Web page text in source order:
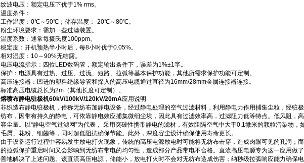
纹波电压：额定电压下优于1% rms。
温度条件：
工作温度：0℃～50℃；储存温度：-20℃～80℃。
粉尘环境要求：需加一些过滤装置。
温度系数：通常每摄氏度100ppm。
稳定度：开机预热半小时后，每8小时优于0.05%。
相对湿度：10～90%无结露。
电压电流指示：四位LED数码管，额定输出条件下，误差为1%±1字。
保护：电源具有过热、过压、过流、短路、拉弧等基本保护功能，其他所需求保护功能可定制。
高压连接器：凹进的塑料绝缘导管和探入的高压电缆通过直径为16mm/28mm金属连接器连接。
标准高压电缆总长为2m（其他长度可定制）。
熔喷布静电驻极机60kV/100kV/120kV/20mA应用说明
非织造布静电驻极机，俗称无纺布加静电设备，经过静电处理的空气过滤材料，利用静电力作用捕集尘粒，经驻
纺布，因带有持久的静电，可依靠静电效应捕集微细尘埃，因此具有过滤效率高，过滤阻力低等特点。低风阻，
容尘量。以“静电空气过滤网”为代表， 采用突破性携带静电的滤材，有效阻隔空气中大于0.1微米的颗粒污染物，如
毛屑、花粉、细菌等，同时超低阻抗确保节能。此外，深度容尘设计确保使用寿命更长。
由于设备运行过程中容易发生放电打火现象，传统的高压电源放电时可能将无纺布击穿，造成肉眼可见的孔洞；
的拉弧保护重启时间又会影响到无纺布带电的均匀性，造成部分产品带电不合格。直流高压电源专为这一应用做
善地解决了上述问题。该直流高压电源，储能小，放电打火时不会对无纺布造成伤害；纳秒级拉弧响应能力确保